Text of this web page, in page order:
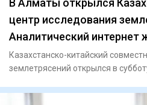
центр исследования
Аналитический интернет
Казахстанско-китайский
землетрясений открылся в